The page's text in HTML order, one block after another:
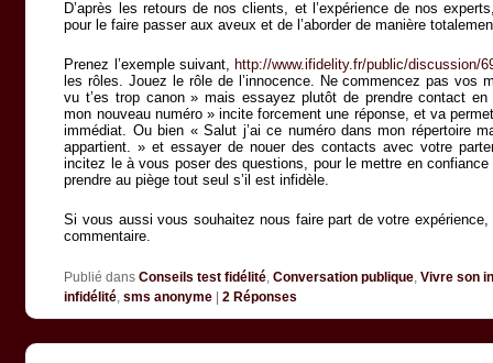
D’après les retours de nos clients, et l’expérience de nos
pour le faire passer aux aveux et de l’aborder de manière
Prenez l’exemple suivant, http://www.ifidelity.fr/public/discussion/
les rôles. Jouez le rôle de l’innocence. Ne commencez pas vos
vu t’es trop canon » mais essayez plutôt de prendre contact
mon nouveau numéro » incite forcement une réponse, et va
immédiat. Ou bien « Salut j’ai ce numéro dans mon répertoire
appartient. » et essayer de nouer des contacts avec votre
incitez le à vous poser des questions, pour le mettre en
prendre au piège tout seul s’il est infidèle.
Si vous aussi vous souhaitez nous faire part de votre expérience,
commentaire.
Publié dans Conseils test fidélité,Conversation publique,Vivre son
infidélité,sms anonyme |2 Réponses